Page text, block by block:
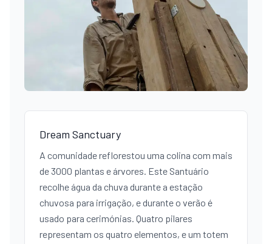
Dream Sanctuary
A comunidade reflorestou uma colina com mais
de 3000 plantas e árvores. Este Santuário
recolhe água da chuva durante a estação
chuvosa para irrigação, e durante o verão é
usado para cerimónias. Quatro pilares
representam os quatro elementos, e um totem